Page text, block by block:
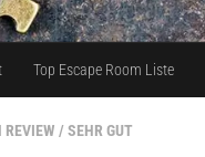
Top Escape Room Liste
REVIEW / SEHR GUT